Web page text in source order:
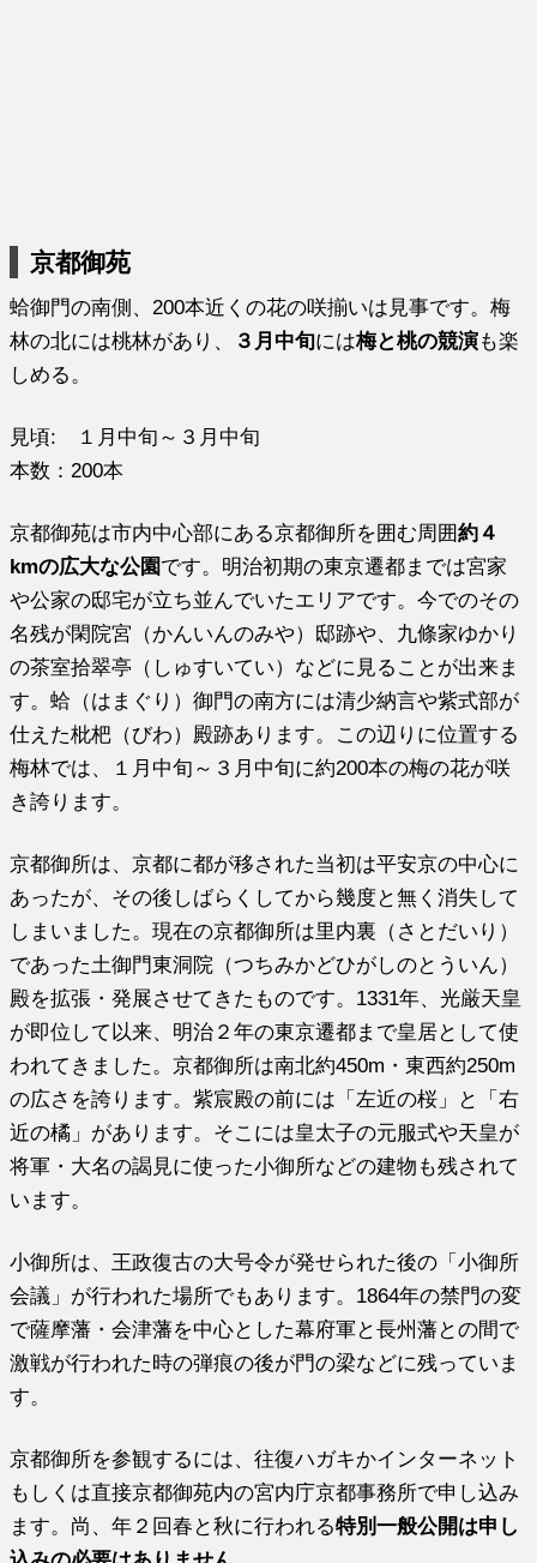
京都御苑
蛤御門の南側、200本近くの花の咲揃いは見事です。梅
林の北には桃林があり、
３月中旬には梅と桃の競演も楽
しめる。
見頃: １月中旬～３月中旬
本数：200本
京都御苑は市内中心部にある京都御所を囲む周囲約４
kmの広大な公園です。明治初期の東京遷都までは宮家
や公家の邸宅が立ち並んでいたエリアです。今でのその
名残が閑院宮（かんいんのみや）邸跡や、九條家ゆかり
の茶室拾翠亭（しゅすいてい）などに見ることが出来ま
す。蛤（はまぐり）御門の南方には清少納言や紫式部が
仕えた枇杷（びわ）殿跡あります。この辺りに位置する
梅林では、１月中旬～３月中旬に約200本の梅の花が咲
き誇ります。
京都御所は、京都に都が移された当初は平安京の中心に
あったが、その後しばらくしてから幾度と無く消失して
しまいました。現在の京都御所は里内裏（さとだいり）
であった土御門東洞院（つちみかどひがしのとういん）
殿を拡張・発展させてきたものです。1331年、光厳天皇
が即位して以来、明治２年の東京遷都まで皇居として使
われてきました。京都御所は南北約450m・東西約250m
の広さを誇ります。紫宸殿の前には「左近の桜」と「右
近の橘」があります。そこには皇太子の元服式や天皇が
将軍・大名の謁見に使った小御所などの建物も残されて
います。
小御所は、王政復古の大号令が発せられた後の「小御所
会議」が行われた場所でもあります。1864年の禁門の変
で薩摩藩・会津藩を中心とした幕府軍と長州藩との間で
激戦が行われた時の弾痕の後が門の梁などに残っていま
す。
京都御所を参観するには、往復ハガキかインターネット
もしくは直接京都御苑内の宮内庁京都事務所で申し込み
ます。尚、年２回春と秋に行われる特別一般公開は申し